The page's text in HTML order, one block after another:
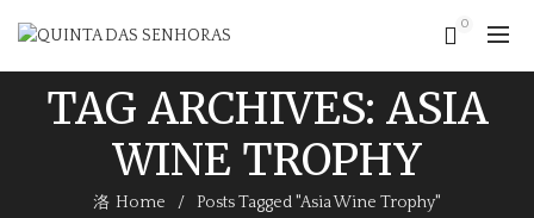
0
TAG ARCHIVES: ASIA
WINE TROPHY
Home Posts Tagged "Asia Wine Trophy"